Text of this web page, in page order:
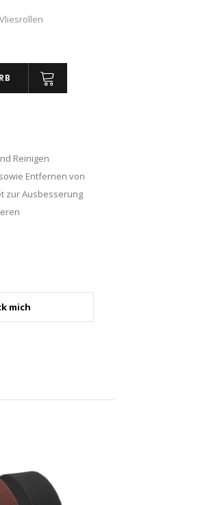
Vliesrollen
Reinigen
Entfernen von
zur Ausbesserung
mich